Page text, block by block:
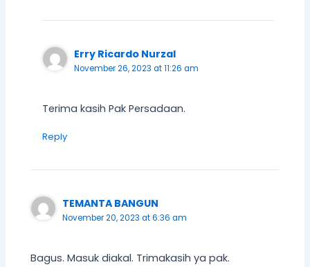
Erry Ricardo Nurzal
November 26, 2023 at 11:26 am
Terima kasih Pak Persadaan.
Reply
TEMANTA BANGUN
November 20, 2023 at 6:36 am
Bagus. Masuk diakal. Trimakasih ya pak.